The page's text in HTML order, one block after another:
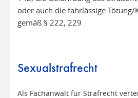
oder auch die fahrlässige
gemäß § 222, 229
Sexualstrafrecht
Als Fachanwalt für Strafrecht